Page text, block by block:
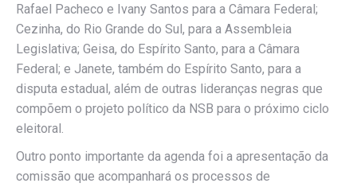
Rafael Pacheco e Ivany Santos para a Câmara Federal;
Cezinha, do Rio Grande do Sul, para a Assembleia
Legislativa; Geisa, do Espírito Santo, para a Câmara
Federal; e Janete, também do Espírito Santo, para a
disputa estadual, além de outras lideranças negras que
compõem o projeto político da NSB para o próximo ciclo
eleitoral.
Outro ponto importante da agenda foi a apresentação da
comissão que acompanhará os processos de